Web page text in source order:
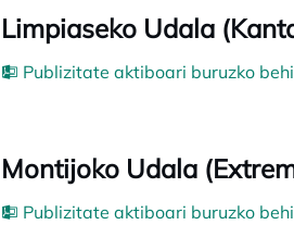
Limpiaseko Udala
Publizitate aktiboari buruzko
Montijoko Udala
Publizitate aktiboari buruzko